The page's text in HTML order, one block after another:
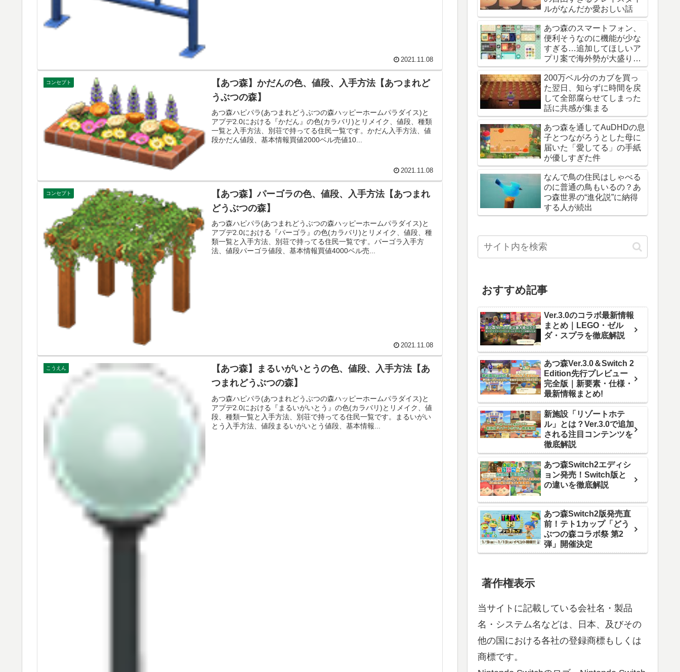
2021.11.08
コンセプト
【あつ森】かだんの色、値段、入手方法【あつまれど
うぶつの森】
あつ森ハピパラ(あつまれどうぶつの森ハッピーホームパラダイス)と
アプデ2.0における『かだん』の色(カラバリ)とリメイク、値段、種類
一覧と入手方法、別荘で持ってる住民一覧です。かだん入手方法、値
段かだん値段、基本情報買値2000ベル売値10...
2021.11.08
コンセプト
【あつ森】パーゴラの色、値段、入手方法【あつまれ
どうぶつの森】
あつ森ハピパラ(あつまれどうぶつの森ハッピーホームパラダイス)と
アプデ2.0における『パーゴラ』の色(カラバリ)とリメイク、値段、種
類一覧と入手方法、別荘で持ってる住民一覧です。パーゴラ入手方
法、値段パーゴラ値段、基本情報買値4000ベル売...
2021.11.08
こうえん
【あつ森】まるいがいとうの色、値段、入手方法【あ
つまれどうぶつの森】
あつ森ハピパラ(あつまれどうぶつの森ハッピーホームパラダイス)と
アプデ2.0における『まるいがいとう』の色(カラバリ)とリメイク、値
段、種類一覧と入手方法、別荘で持ってる住民一覧です。まるいがい
とう入手方法、値段まるいがいとう値段、基本情報...
ルがなんだか愛おしい話
あつ森のスマートフォン、
便利そうなのに機能が少な
すぎる…追加してほしいア
プリ案で海外勢が大盛り上
がり
200万ベル分のカブを買っ
た翌日、知らずに時間を戻
して全部腐らせてしまった
話に共感が集まる
あつ森を通してAuDHDの息
子とつながろうとした母に
届いた「愛してる」の手紙
が優しすぎた件
なんで鳥の住民はしゃべる
のに普通の鳥もいるの？あ
つ森世界の“進化説”に納得
する人が続出
おすすめ記事
Ver.3.0のコラボ最新情報
まとめ｜LEGO・ゼル
ダ・スプラを徹底解説
あつ森Ver.3.0＆Switch 2
Edition先行プレビュー
完全版｜新要素・仕様・
最新情報まとめ!
新施設「リゾートホテ
ル」とは？Ver.3.0で追加
される注目コンテンツを
徹底解説
あつ森Switch2エディシ
ョン発売！Switch版と
の違いを徹底解説
あつ森Switch2版発売直
前！テト1カップ「どう
ぶつの森コラボ祭 第2
弾」開催決定
著作権表示
当サイトに記載している会社名・製品
名・システム名などは、日本、及びその
他の国における各社の登録商標もしくは
商標です。